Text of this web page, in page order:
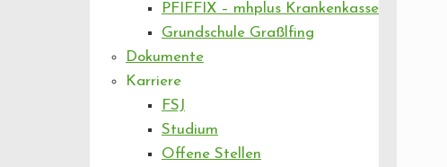
PFIFFIX – mhplus Krankenkasse
Grundschule Graßlfing
Dokumente
Karriere
FSJ
Studium
Offene Stellen